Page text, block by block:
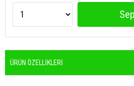
ÜRÜN ÖZELLIKLERI